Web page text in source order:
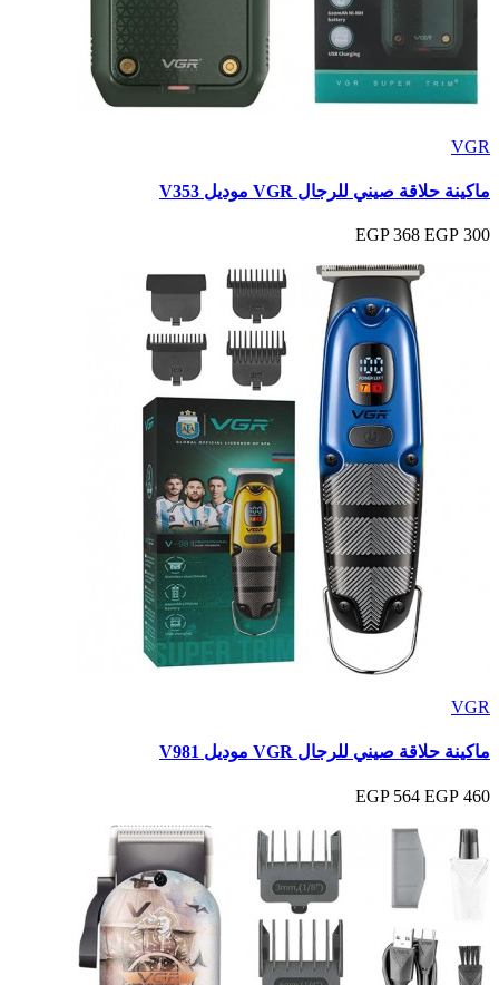
VGR
ماكينة حلاقة صيني للرجال VGR موديل V353
300 EGP
368 EGP
VGR
ماكينة حلاقة صيني للرجال VGR موديل V981
460 EGP
564 EGP